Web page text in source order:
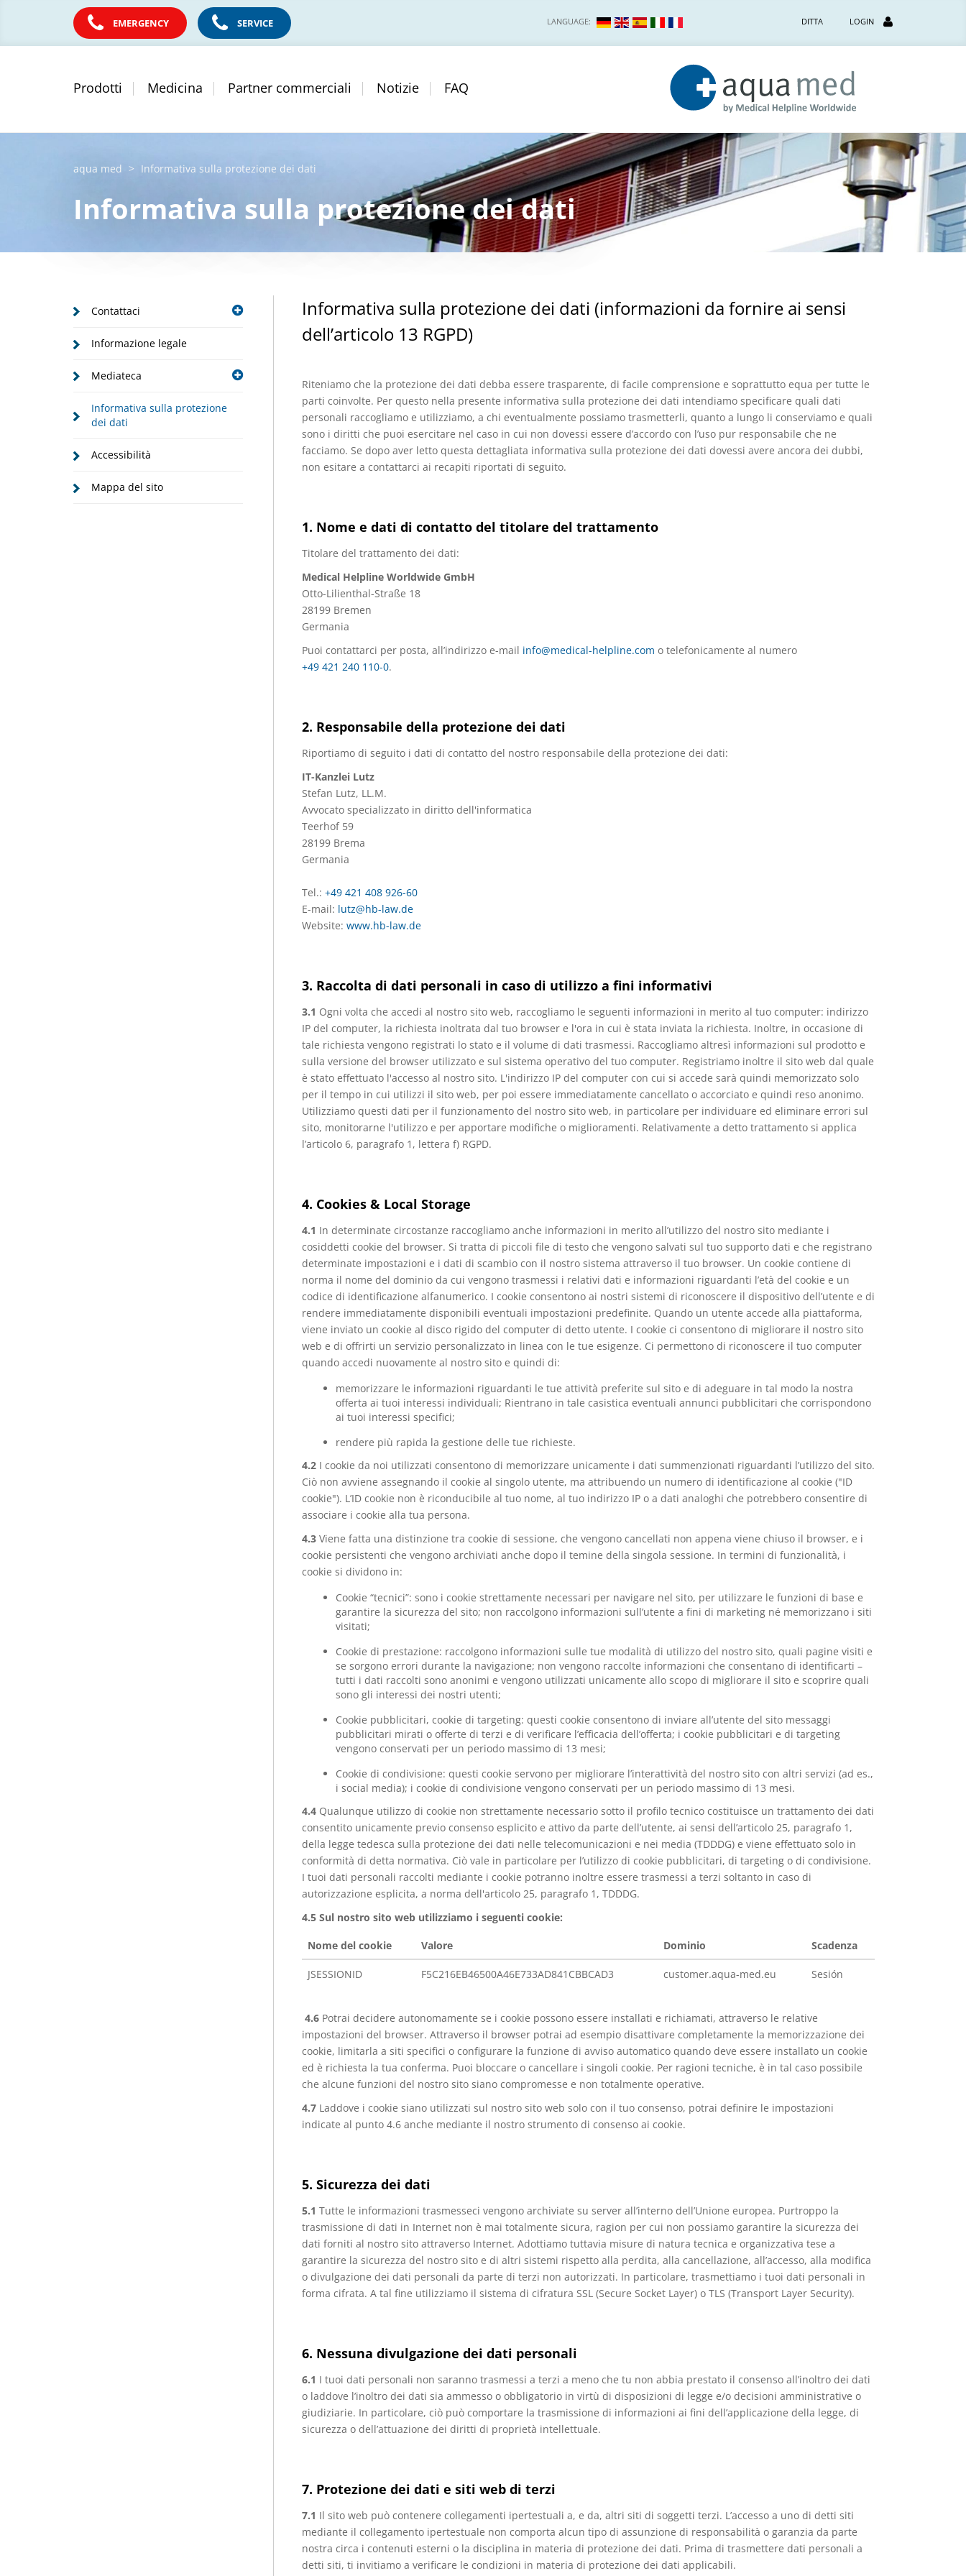
EMERGENCY SERVICE LANGUAGE: DITTA LOGIN
Prodotti Medicina Partner commerciali Notizie FAQ
aqua med Informativa sulla protezione dei dati
Informativa sulla protezione dei dati
Informativa sulla protezione dei dati (informazioni da fornire ai sensi
dell’articolo 13 RGPD)
Riteniamo che la protezione dei dati debba essere trasparente, di facile comprensione e soprattutto equa per tutte le
parti coinvolte. Per questo nella presente informativa sulla protezione dei dati intendiamo specificare quali dati
personali raccogliamo e utilizziamo, a chi eventualmente possiamo trasmetterli, quanto a lungo li conserviamo e quali
sono i diritti che puoi esercitare nel caso in cui non dovessi essere d’accordo con l’uso pur responsabile che ne
facciamo. Se dopo aver letto questa dettagliata informativa sulla protezione dei dati dovessi avere ancora dei dubbi,
non esitare a contattarci ai recapiti riportati di seguito.
1. Nome e dati di contatto del titolare del trattamento
Titolare del trattamento dei dati:
Medical Helpline Worldwide GmbH
Otto-Lilienthal-Straße 18
28199 Bremen
Germania
Puoi contattarci per posta, all’indirizzo e-mail info@medical-helpline.com o telefonicamente al numero
+49 421 240 110-0.
2. Responsabile della protezione dei dati
Riportiamo di seguito i dati di contatto del nostro responsabile della protezione dei dati:
IT-Kanzlei Lutz
Stefan Lutz, LL.M.
Avvocato specializzato in diritto dell'informatica
Teerhof 59
28199 Brema
Germania
Tel.: +49 421 408 926-60
E-mail: lutz@hb-law.de
Website: www.hb-law.de
3. Raccolta di dati personali in caso di utilizzo a fini informativi
3.1 Ogni volta che accedi al nostro sito web, raccogliamo le seguenti informazioni in merito al tuo computer: indirizzo
IP del computer, la richiesta inoltrata dal tuo browser e l'ora in cui è stata inviata la richiesta. Inoltre, in occasione di
tale richiesta vengono registrati lo stato e il volume di dati trasmessi. Raccogliamo altresì informazioni sul prodotto e
sulla versione del browser utilizzato e sul sistema operativo del tuo computer. Registriamo inoltre il sito web dal quale
è stato effettuato l'accesso al nostro sito. L'indirizzo IP del computer con cui si accede sarà quindi memorizzato solo
per il tempo in cui utilizzi il sito web, per poi essere immediatamente cancellato o accorciato e quindi reso anonimo.
Utilizziamo questi dati per il funzionamento del nostro sito web, in particolare per individuare ed eliminare errori sul
sito, monitorarne l'utilizzo e per apportare modifiche o miglioramenti. Relativamente a detto trattamento si applica
l’articolo 6, paragrafo 1, lettera f) RGPD.
4. Cookies & Local Storage
4.1 In determinate circostanze raccogliamo anche informazioni in merito all’utilizzo del nostro sito mediante i
cosiddetti cookie del browser. Si tratta di piccoli file di testo che vengono salvati sul tuo supporto dati e che registrano
determinate impostazioni e i dati di scambio con il nostro sistema attraverso il tuo browser. Un cookie contiene di
norma il nome del dominio da cui vengono trasmessi i relativi dati e informazioni riguardanti l’età del cookie e un
codice di identificazione alfanumerico. I cookie consentono ai nostri sistemi di riconoscere il dispositivo dell’utente e di
rendere immediatamente disponibili eventuali impostazioni predefinite. Quando un utente accede alla piattaforma,
viene inviato un cookie al disco rigido del computer di detto utente. I cookie ci consentono di migliorare il nostro sito
web e di offrirti un servizio personalizzato in linea con le tue esigenze. Ci permettono di riconoscere il tuo computer
quando accedi nuovamente al nostro sito e quindi di:
memorizzare le informazioni riguardanti le tue attività preferite sul sito e di adeguare in tal modo la nostra
offerta ai tuoi interessi individuali; Rientrano in tale casistica eventuali annunci pubblicitari che corrispondono
ai tuoi interessi specifici;
rendere più rapida la gestione delle tue richieste.
4.2 I cookie da noi utilizzati consentono di memorizzare unicamente i dati summenzionati riguardanti l’utilizzo del sito.
Ciò non avviene assegnando il cookie al singolo utente, ma attribuendo un numero di identificazione al cookie ("ID
cookie"). L’ID cookie non è riconducibile al tuo nome, al tuo indirizzo IP o a dati analoghi che potrebbero consentire di
associare i cookie alla tua persona.
4.3 Viene fatta una distinzione tra cookie di sessione, che vengono cancellati non appena viene chiuso il browser, e i
cookie persistenti che vengono archiviati anche dopo il temine della singola sessione. In termini di funzionalità, i
cookie si dividono in:
Cookie “tecnici”: sono i cookie strettamente necessari per navigare nel sito, per utilizzare le funzioni di base e
garantire la sicurezza del sito; non raccolgono informazioni sull’utente a fini di marketing né memorizzano i siti
visitati;
Cookie di prestazione: raccolgono informazioni sulle tue modalità di utilizzo del nostro sito, quali pagine visiti e
se sorgono errori durante la navigazione; non vengono raccolte informazioni che consentano di identificarti –
tutti i dati raccolti sono anonimi e vengono utilizzati unicamente allo scopo di migliorare il sito e scoprire quali
sono gli interessi dei nostri utenti;
Cookie pubblicitari, cookie di targeting: questi cookie consentono di inviare all’utente del sito messaggi
pubblicitari mirati o offerte di terzi e di verificare l’efficacia dell’offerta; i cookie pubblicitari e di targeting
vengono conservati per un periodo massimo di 13 mesi;
Cookie di condivisione: questi cookie servono per migliorare l’interattività del nostro sito con altri servizi (ad es.,
i social media); i cookie di condivisione vengono conservati per un periodo massimo di 13 mesi.
4.4 Qualunque utilizzo di cookie non strettamente necessario sotto il profilo tecnico costituisce un trattamento dei dati
consentito unicamente previo consenso esplicito e attivo da parte dell’utente, ai sensi dell’articolo 25, paragrafo 1,
della legge tedesca sulla protezione dei dati nelle telecomunicazioni e nei media (TDDDG) e viene effettuato solo in
conformità di detta normativa. Ciò vale in particolare per l’utilizzo di cookie pubblicitari, di targeting o di condivisione.
I tuoi dati personali raccolti mediante i cookie potranno inoltre essere trasmessi a terzi soltanto in caso di
autorizzazione esplicita, a norma dell'articolo 25, paragrafo 1, TDDDG.
4.5 Sul nostro sito web utilizziamo i seguenti cookie:
Nome del cookie Valore Dominio Scadenza
JSESSIONID F5C216EB46500A46E733AD841CBBCAD3 customer.aqua-med.eu Sesión
4.6Potrai decidere autonomamente se i cookie possono essere installati e richiamati, attraverso le relative
impostazioni del browser. Attraverso il browser potrai ad esempio disattivare completamente la memorizzazione dei
cookie, limitarla a siti specifici o configurare la funzione di avviso automatico quando deve essere installato un cookie
ed è richiesta la tua conferma. Puoi bloccare o cancellare i singoli cookie. Per ragioni tecniche, è in tal caso possibile
che alcune funzioni del nostro sito siano compromesse e non totalmente operative.
4.7 Laddove i cookie siano utilizzati sul nostro sito web solo con il tuo consenso, potrai definire le impostazioni
indicate al punto 4.6 anche mediante il nostro strumento di consenso ai cookie.
5. Sicurezza dei dati
5.1 Tutte le informazioni trasmesseci vengono archiviate su server all’interno dell’Unione europea. Purtroppo la
trasmissione di dati in Internet non è mai totalmente sicura, ragion per cui non possiamo garantire la sicurezza dei
dati forniti al nostro sito attraverso Internet. Adottiamo tuttavia misure di natura tecnica e organizzativa tese a
garantire la sicurezza del nostro sito e di altri sistemi rispetto alla perdita, alla cancellazione, all’accesso, alla modifica
o divulgazione dei dati personali da parte di terzi non autorizzati. In particolare, trasmettiamo i tuoi dati personali in
forma cifrata. A tal fine utilizziamo il sistema di cifratura SSL (Secure Socket Layer) o TLS (Transport Layer Security).
6. Nessuna divulgazione dei dati personali
6.1 I tuoi dati personali non saranno trasmessi a terzi a meno che tu non abbia prestato il consenso all’inoltro dei dati
o laddove l’inoltro dei dati sia ammesso o obbligatorio in virtù di disposizioni di legge e/o decisioni amministrative o
giudiziarie. In particolare, ciò può comportare la trasmissione di informazioni ai fini dell’applicazione della legge, di
sicurezza o dell’attuazione dei diritti di proprietà intellettuale.
7. Protezione dei dati e siti web di terzi
7.1 Il sito web può contenere collegamenti ipertestuali a, e da, altri siti di soggetti terzi. L’accesso a uno di detti siti
mediante il collegamento ipertestuale non comporta alcun tipo di assunzione di responsabilità o garanzia da parte
nostra circa i contenuti esterni o la disciplina in materia di protezione dei dati. Prima di trasmettere dati personali a
detti siti, ti invitiamo a verificare le condizioni in materia di protezione dei dati applicabili.
Contattaci
Informazione legale
Mediateca
Informativa sulla protezione
dei dati
Accessibilità
Mappa del sito